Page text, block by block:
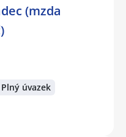
(mzda
Plný úvazek